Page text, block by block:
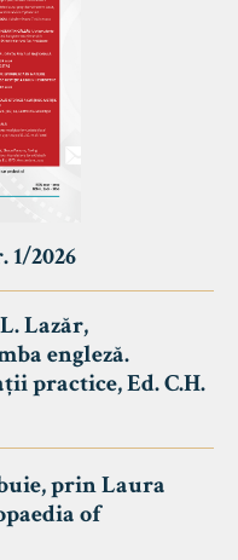
2026
Lazăr,
engleză.
practice, Ed. C.H.
prin Laura
of